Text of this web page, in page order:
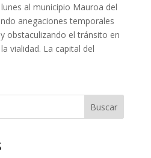
al municipio Mauroa del
anegaciones temporales
obstaculizando el tránsito en
vialidad. La capital del
Buscar